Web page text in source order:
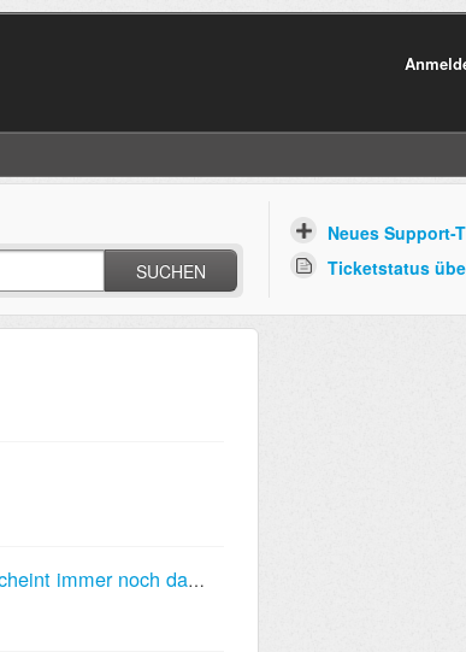
SUCHEN
Neues Support-
Ticketstatus
Ich habe ein neues Favicon eingerichtet, aber im Browser erscheint immer noch das alte. Warum?